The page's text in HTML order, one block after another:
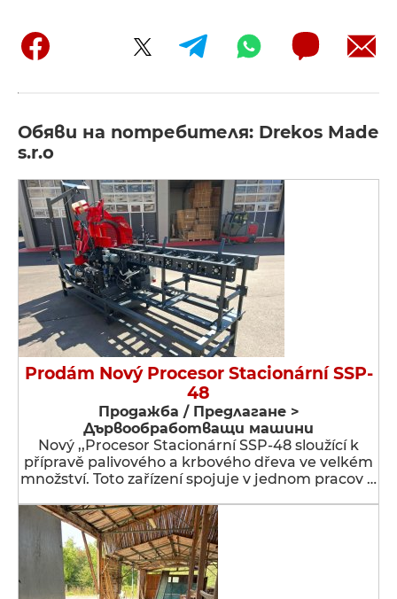
Обяви на потребителя: Drekos Made
s.r.o
Prodám Nový Procesor Stacionární SSP-
48
Продажба / Предлагане >
Дървообработващи машини
Nový ,,Procesor Stacionární SSP-48 sloužící k
přípravě palivového a krbového dřeva ve velkém
množství. Toto zařízení spojuje v jednom pracov …